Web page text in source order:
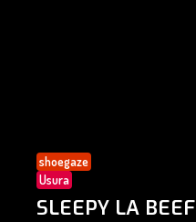
shoegaze
Usura
SLEEPY LA BEEF